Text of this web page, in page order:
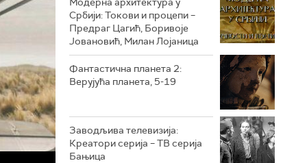
РТС ТРЕЗОР
РТС МУЗИКА
РТС ПОЛЕТАРАЦ
Србији: Токови и процепи –
Предраг Цагић, Боривоје
Јовановић, Милан Лојаница
Фантастична планета 2:
Верујућа планета, 5-19
Заводљива телевизија:
Креатори серија – ТВ серија
Бањица